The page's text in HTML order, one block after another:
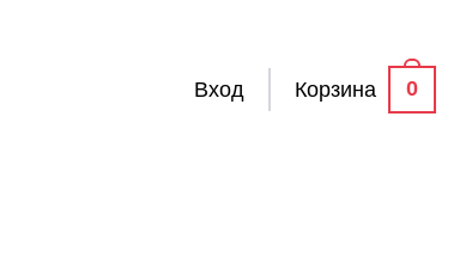
Вход Корзина 0